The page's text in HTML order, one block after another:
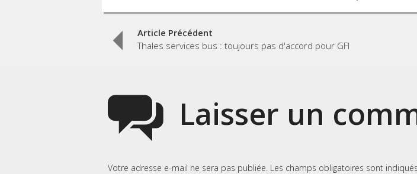
PostArticle Précédent
Thales services bus : toujours pas d'accord pour GFI
Laisser un
Votre adresse e-mail ne sera pas publiée. Les champs obligatoires sont